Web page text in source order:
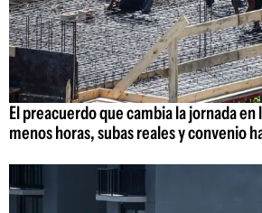
El preacuerdo que cambia la jornada
menos horas, subas reales y convenio